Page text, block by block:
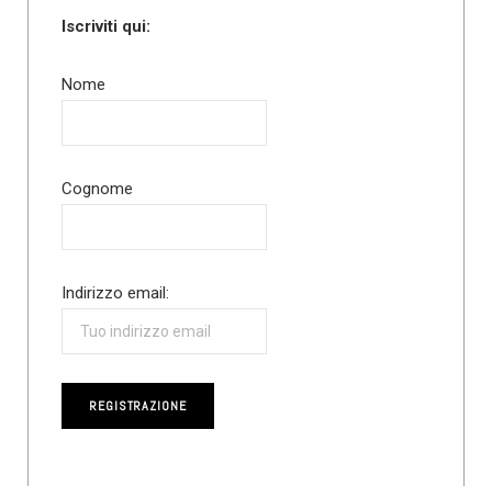
Iscriviti qui:
Nome
Cognome
Indirizzo email: